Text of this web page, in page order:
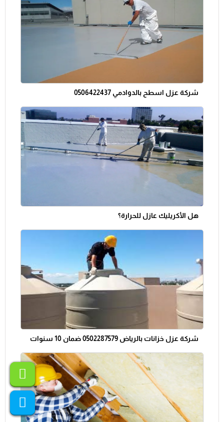
شركة عزل اسطح بالدوادمي 0506422437
هل الأكريليك عازل للحرارة؟
شركة عزل خزانات بالرياض 0502287579 ضمان 10 سنوات